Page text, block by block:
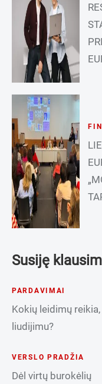
Susiję
PARDAVIMAI
Kokių leidimų
liudijimu?
VERSLO PRADŽIA
Dėl virtų burokėlių